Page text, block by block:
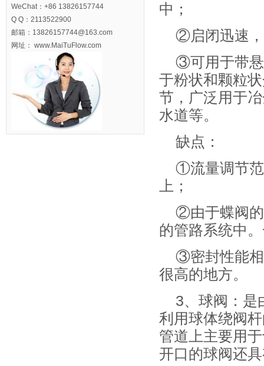
中；
②启闭迅速
③可用于带悬
于粉状和颗粒
节，广泛用于
水道等。
缺点：
①流量调节范
上；
②由于蝶阀的
的管路系统中
③密封性能相
很高的地方。
3、球阀：是
利用球体绕阀
管道上主要用
开口的球阀还
WeChat：+86 13826157744
Q Q：2113522900
邮箱：13826157744@163.com
网址： www.MaiTuFlow.com